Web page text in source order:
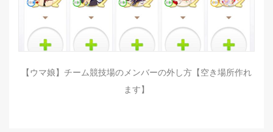
【ウマ娘】チーム競技場のメンバーの外し方【空き場所作れ
ます】